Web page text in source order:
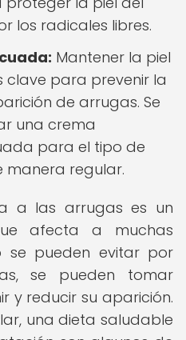
los radicales libres.
Mantener la piel
clave para prevenir la
de arrugas. Se
una crema
para el tipo de
manera regular.
a las arrugas es un
afecta a muchas
se pueden evitar por
se pueden tomar
y reducir su aparición.
una dieta saludable